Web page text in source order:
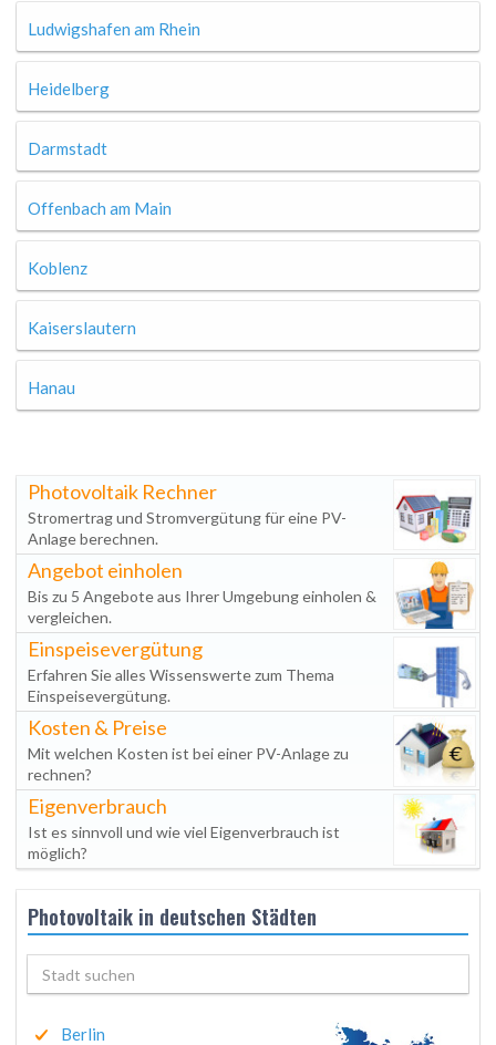
Ludwigshafen am Rhein
Heidelberg
Darmstadt
Offenbach am Main
Koblenz
Kaiserslautern
Hanau
Photovoltaik Rechner
Stromertrag und Stromvergütung für eine PV-
Anlage berechnen.
Angebot einholen
Bis zu 5 Angebote aus Ihrer Umgebung einholen &
vergleichen.
Einspeisevergütung
Erfahren Sie alles Wissenswerte zum Thema
Einspeisevergütung.
Kosten & Preise
Mit welchen Kosten ist bei einer PV-Anlage zu
rechnen?
Eigenverbrauch
Ist es sinnvoll und wie viel Eigenverbrauch ist
möglich?
Photovoltaik in deutschen Städten
Berlin